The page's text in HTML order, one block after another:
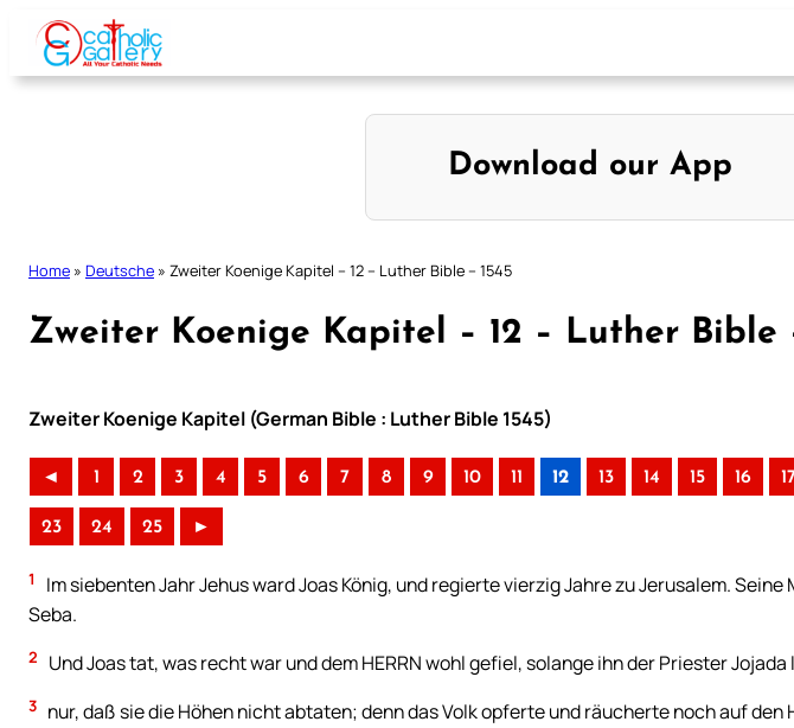
Skip
content
Download our App
Home » Deutsche » Zweiter Koenige Kapitel – 12 – Luther Bible – 1545
Zweiter Koenige Kapitel – 12 – Luther Bible
Zweiter Koenige Kapitel (German Bible : Luther Bible 1545)
◄ 1 2 3 4 5 6 7 8 9 10 11 12 13 14 15 16
23 24 25 ►
1
Im siebenten Jahr Jehus ward Joas König, und regierte vierzig Jahre zu Jerusalem.
Seba.
2 Und Joas tat, was recht war und dem HERRN wohl gefiel, solange ihn der Priester Jojada
3 nur, daß sie die Höhen nicht abtaten; denn das Volk opferte und räucherte noch auf den